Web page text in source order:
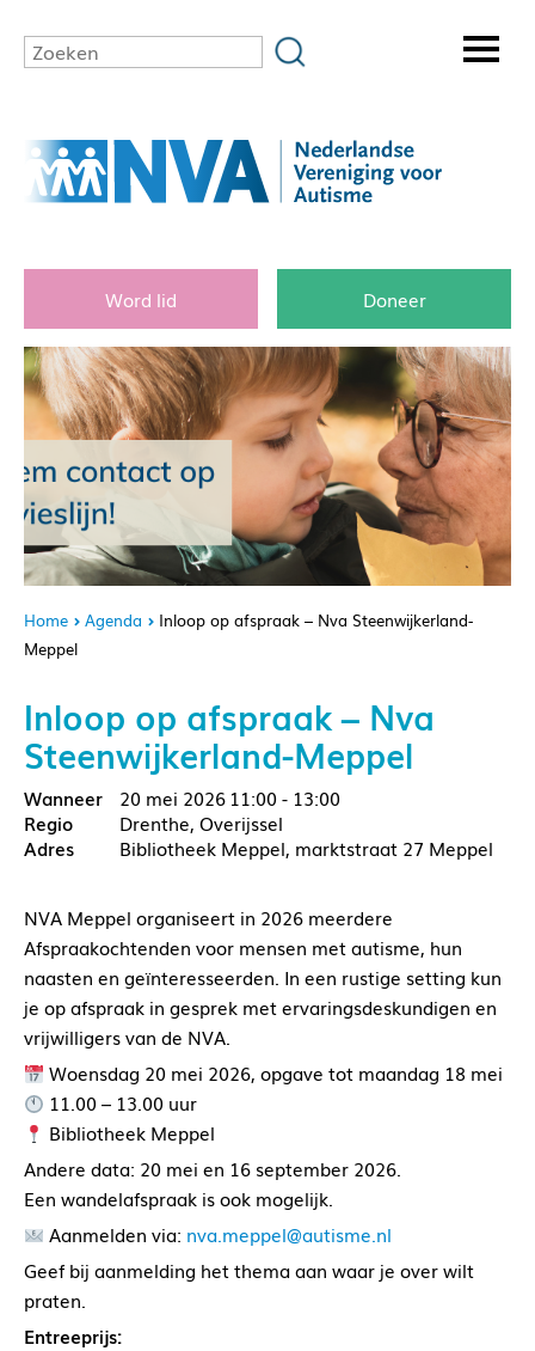
Word lid Doneer
Home Agenda
Inloop op afspraak – Nva Steenwijkerland-
Meppel
Inloop op afspraak – Nva
Steenwijkerland-Meppel
20 mei 2026 11:00 - 13:00
Drenthe, Overijssel
Bibliotheek Meppel, marktstraat 27 Meppel
NVA Meppel organiseert in 2026 meerdere
Afspraakochtenden voor mensen met autisme, hun
naasten en geïnteresseerden. In een rustige setting kun
je op afspraak in gesprek met ervaringsdeskundigen en
vrijwilligers van de NVA.
Woensdag 20 mei 2026, opgave tot maandag 18 mei
11.00 – 13.00 uur
Bibliotheek Meppel
Andere data: 20 mei en 16 september 2026.
Een wandelafspraak is ook mogelijk.
Aanmelden via: nva.meppel@autisme.nl
Geef bij aanmelding het thema aan waar je over wilt
praten.
Entreeprijs: